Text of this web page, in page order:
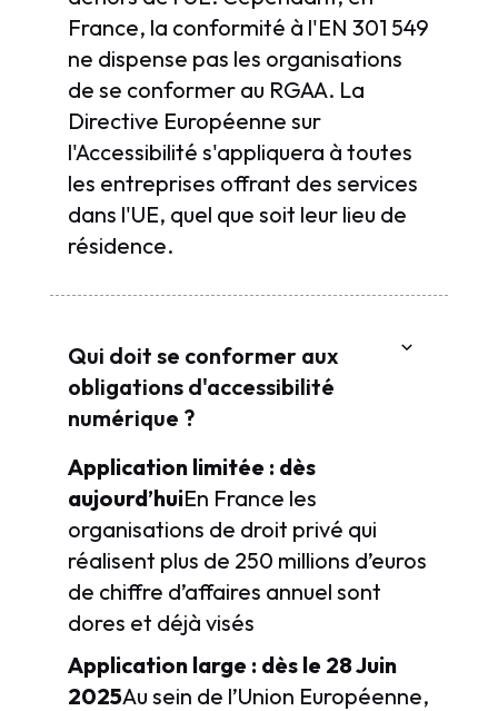
France, la conformité à l'EN 301 549
ne dispense pas les organisations
de se conformer au RGAA. La
Directive Européenne sur
l'Accessibilité s'appliquera à toutes
les entreprises offrant des services
dans l'UE, quel que soit leur lieu de
résidence.
Qui doit se conformer aux
obligations d'accessibilité
numérique ?
Application limitée : dès
aujourd’huiEn France les
organisations de droit privé qui
réalisent plus de 250 millions d’euros
de chiffre d’affaires annuel sont
dores et déjà visés
Application large : dès le 28 Juin
2025Au sein de l’Union Européenne,